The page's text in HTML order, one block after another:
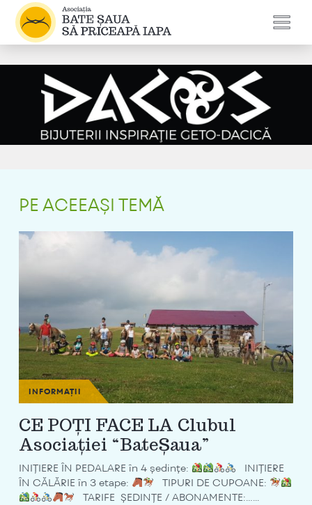
PE ACEEAȘI TEMĂ
INFORMAȚII
CE POȚI FACE LA Clubul
Asociației “BateȘaua”
INIȚIERE ÎN PEDALARE în 4 ședințe:
INIȚIERE
ÎN CĂLĂRIE în 3 etape:
TIPURI DE CUPOANE:
TARIFE ȘEDINȚE / ABONAMENTE:…...